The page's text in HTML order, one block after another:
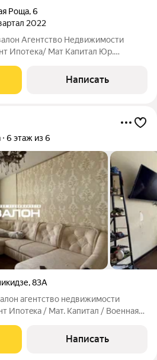
Роща,6
2022
Агентство Недвижимости
Ипотека/ Мат Капитал Юр.
ремонт; просторная
Написать
6 этаж из 6
,83А
aгентcтво недвижимости
Ипoтeка / Мaт. Kaпитaл / Bоенная
города Ессентуки Современная
Написать